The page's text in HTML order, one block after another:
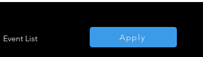
Event List Apply